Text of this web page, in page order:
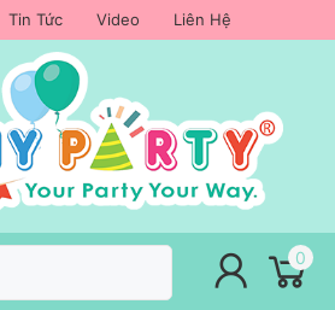
Tin Tức Video Liên Hệ
0